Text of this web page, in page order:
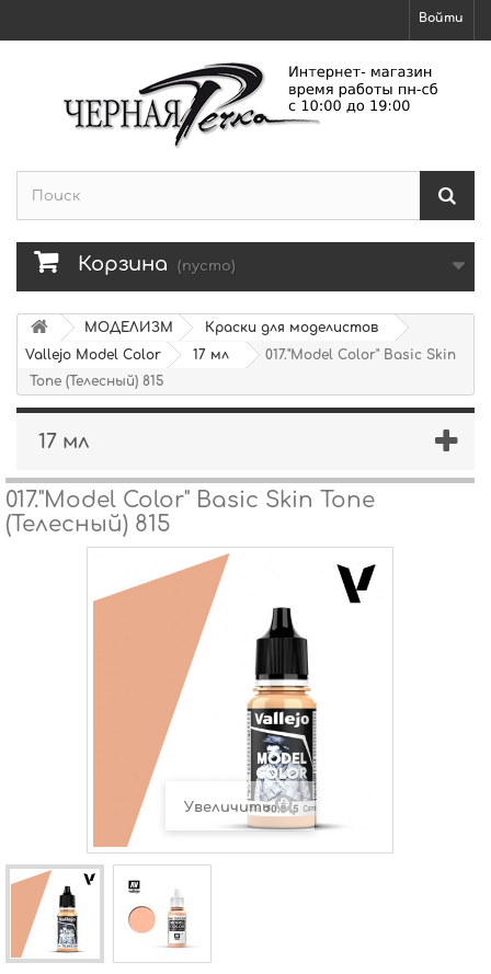
Войти
Корзина (пусто)
МОДЕЛИЗМ
Краски для моделистов
Vallejo Model Color
17 мл
017."Model Color" Basic Skin
Tone (Телесный) 815
17 мл
017."Model Color" Basic Skin Tone
(Телесный) 815
Увеличить